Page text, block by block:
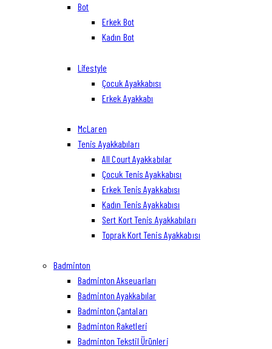
Bot
Erkek Bot
Kadın Bot
Lifestyle
Çocuk Ayakkabısı
Erkek Ayakkabı
McLaren
Tenis Ayakkabıları
All Court Ayakkabılar
Çocuk Tenis Ayakkabısı
Erkek Tenis Ayakkabısı
Kadın Tenis Ayakkabısı
Sert Kort Tenis Ayakkabıları
Toprak Kort Tenis Ayakkabısı
Badminton
Badminton Akseuarları
Badminton Ayakkabılar
Badminton Çantaları
Badminton Raketleri
Badminton Tekstil Ürünleri